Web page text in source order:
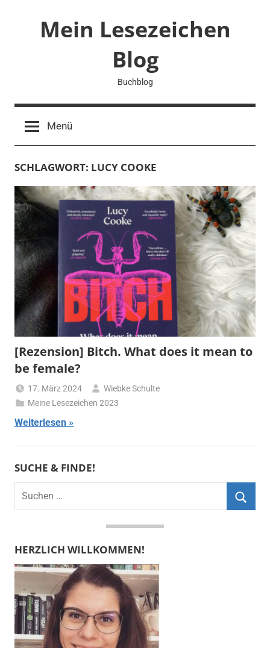
Mein Lesezeichen
Blog
Buchblog
Menü
SCHLAGWORT: LUCY COOKE
[Rezension] Bitch. What does it mean to
be female?
17. März 2024
Wiebke Schulte
Meine Lesezeichen 2023
Weiterlesen
SUCHE & FINDE!
Suchen
HERZLICH WILLKOMMEN!